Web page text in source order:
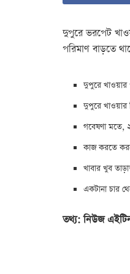
দুপুরে ভরপেট
পরিমাণ বাড়তে
দুপুরে খাওয়ার
দুপুরে খাওয়ার
গবেষণা মতে,
কাজ করতে
খাবার খুব
একটানা চার
তথ্য: নিউজ